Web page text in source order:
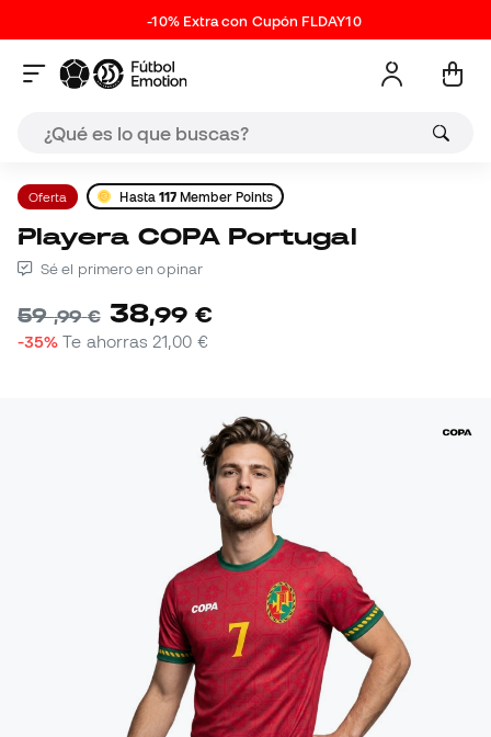
-10% Extra con Cupón FLDAY10
Oferta Hasta 117 Member Points
Playera COPA Portugal
Sé el primero en opinar
59,99 € 38,99 €
-35% Te ahorras 21,00 €